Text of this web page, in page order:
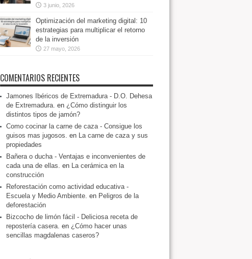
3 junio, 2026
Optimización del marketing digital: 10
estrategias para multiplicar el retorno
de la inversión
27 mayo, 2026
COMENTARIOS RECIENTES
Jamones Ibéricos de Extremadura - D.O. Dehesa
de Extremadura. en ¿Cómo distinguir los
distintos tipos de jamón?
Como cocinar la carne de caza - Consigue los
guisos mas jugosos. en La carne de caza y sus
propiedades
Bañera o ducha - Ventajas e inconvenientes de
cada una de ellas. en La cerámica en la
construcción
Reforestación como actividad educativa -
Escuela y Medio Ambiente. en Peligros de la
deforestación
Bizcocho de limón fácil - Deliciosa receta de
repostería casera. en ¿Cómo hacer unas
sencillas magdalenas caseros?